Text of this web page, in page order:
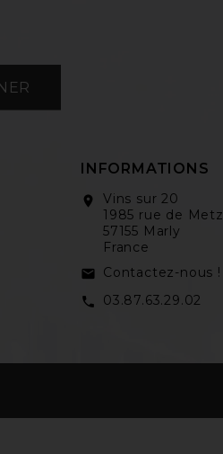
INFORMATIONS
location_on
Vins sur 20
1985 rue de Metz
57155 Marly
France
email Contactez-nous !
call 03.87.63.29.02